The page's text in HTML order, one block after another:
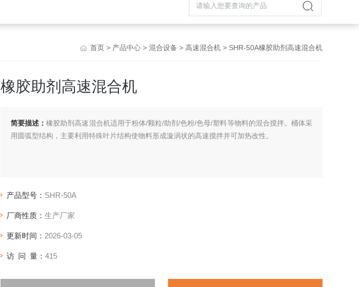
首页 > 产品中心 > 混合设备 > 高速混合机 > SHR-50A橡胶助剂高速混合机
橡胶助剂高速混合机
简要描述：橡胶助剂高速混合机适用于粉体/颗粒/助剂/色粉/色母/塑料等物料的混合搅拌。桶体采
用圆弧型结构，主要利用特殊叶片结构使物料形成漩涡状的高速搅拌并可加热改性。
产品型号： SHR-50A
厂商性质： 生产厂家
更新时间： 2026-03-05
访 问 量： 415